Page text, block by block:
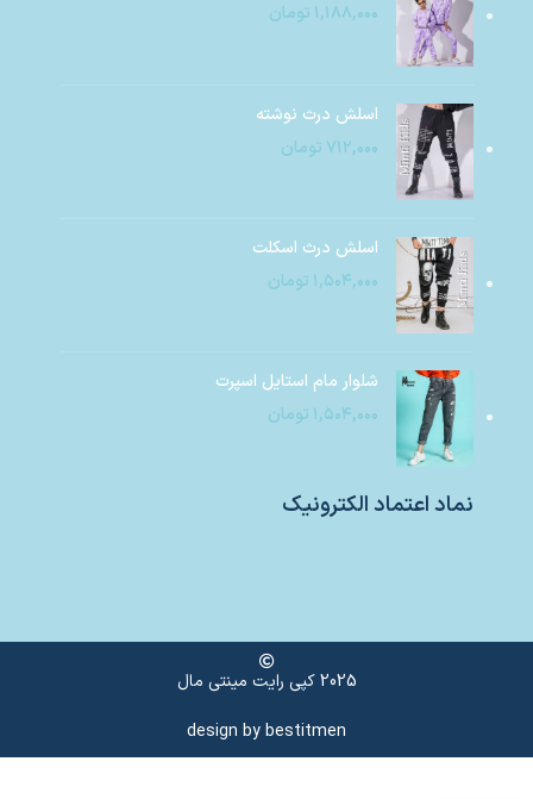
۱,۱۸۸,۰۰۰ تومان
اسلش درث نوشته
۷۱۲,۰۰۰ تومان
اسلش درث اسکلت
۱,۵۰۴,۰۰۰ تومان
شلوار مام استایل اسپرت
۱,۵۰۴,۰۰۰ تومان
نماد اعتماد الکترونیک
2025 کپی رایت مینتی مال
design bybestitmen